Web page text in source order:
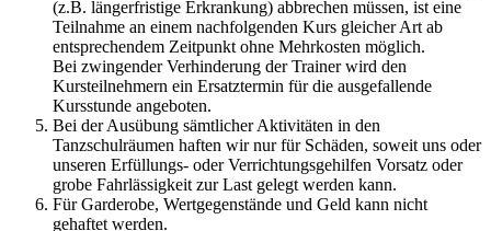
(z.B. längerfristige Erkrankung) abbrechen müssen, ist eine
Teilnahme an einem nachfolgenden Kurs gleicher Art ab
entsprechendem Zeitpunkt ohne Mehrkosten möglich.
Bei zwingender Verhinderung der Trainer wird den
Kursteilnehmern ein Ersatztermin für die ausgefallende
Kursstunde angeboten.
Bei der Ausübung sämtlicher Aktivitäten in den
Tanzschulräumen haften wir nur für Schäden, soweit uns oder
unseren Erfüllungs- oder Verrichtungsgehilfen Vorsatz oder
grobe Fahrlässigkeit zur Last gelegt werden kann.
Für Garderobe, Wertgegenstände und Geld kann nicht
gehaftet werden.